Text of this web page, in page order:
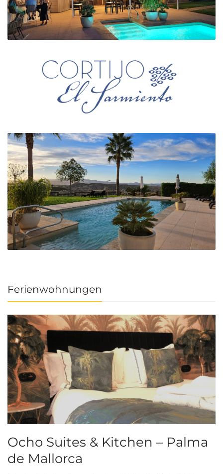
Ferienwohnungen
Ocho Suites & Kitchen – Palma
de Mallorca